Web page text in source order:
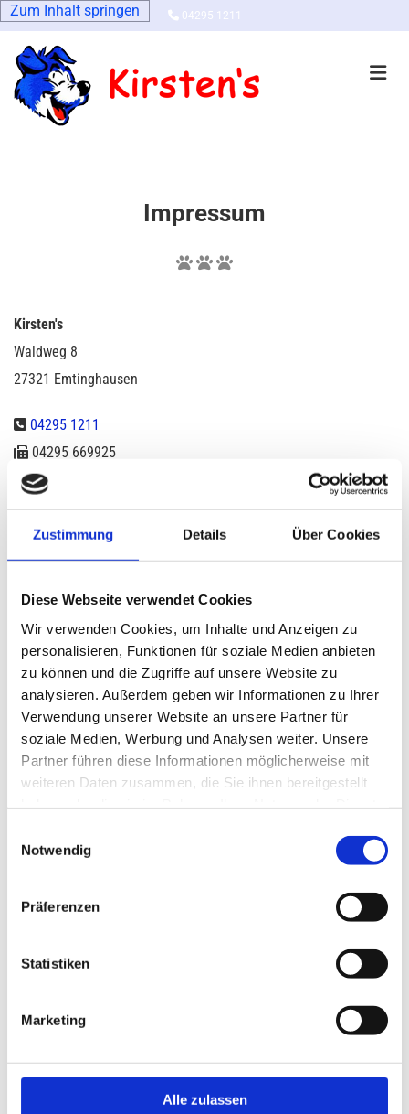
Zustimmung Details Über Cookies
Diese Webseite verwendet Cookies
Wir verwenden Cookies, um Inhalte und Anzeigen zu
personalisieren, Funktionen für soziale Medien anbieten
zu können und die Zugriffe auf unsere Website zu
analysieren. Außerdem geben wir Informationen zu Ihrer
Verwendung unserer Website an unsere Partner für
soziale Medien, Werbung und Analysen weiter. Unsere
Partner führen diese Informationen möglicherweise mit
weiteren Daten zusammen, die Sie ihnen bereitgestellt
Notwendig
Präferenzen
Statistiken
Marketing
Alle zulassen
Zum Inhalt springen  04295 1211
Impressum
  
Kirsten's
Waldweg 8
27321 Emtinghausen
 04295 1211
 04295 669925
 kirstens-heimtierbedarf@ewe.net
Umsatzsteuer-ID: DE 116720658
Steuernr.: 11 4813904911 57
Recht­li­cher Hin­weis:Die EU hat ein On­line-Ver­fah­ren zur Bei­le­
gung von Strei­tig­kei­ten zwi­schen Un­ter­neh­mern und Ver­brau­
chern ge­schaf­fen. In­for­ma­tio­nen dazu fin­den Sie unter
https://ec.europa.eu/consumers/odr
Wir be­tei­ligen uns nicht an einem Streit­bei­le­gungs­ver­fah­ren vor
einer Ver­brau­cher­schlich­tungs­stel­le.
Heise RegioConcept |Online Marketing Agentur